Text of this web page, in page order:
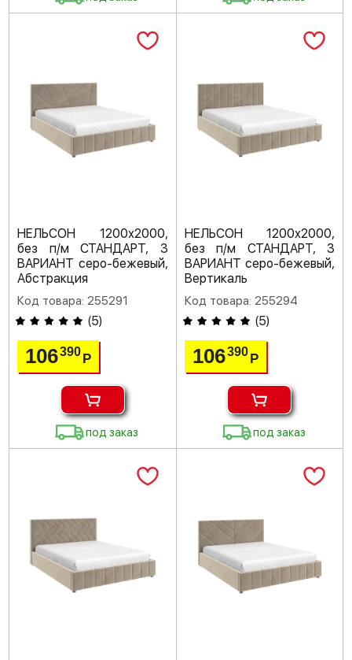
НЕЛЬСОН 1200х2000,
без п/м СТАНДАРТ, 3
ВАРИАНТ серо-бежевый,
Абстракция
Код товара: 255291
(5)
106390Р
под заказ
НЕЛЬСОН 1200х2000,
без п/м СТАНДАРТ, 3
ВАРИАНТ серо-бежевый,
Вертикаль
Код товара: 255294
(5)
106390 Р
под заказ